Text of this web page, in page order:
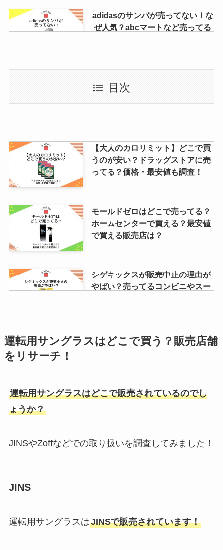
adidasのサンバが売ってない！な
ぜ人気？abcマートなど売ってる
やマツキヨの売り場は？4mmや
8mmって何が違うの？
オーグメンチンは販売中止の理由
は？出荷調整してるの？市販薬は
どこで買える？
リアップx5プラスは販売中止？理
由は？楽天・アマゾンでも買えな
い？どこで買えるか徹底調査！
ハラダラスクの店舗一覧！群馬・
伊勢丹・百貨店・アウトレットに
ある？安く買う方法も調査！
切れ？なぜ！値段や最新情報を徹
スーツ持ち運びカバーは100均で
目次
【大人のカロリミット】どこで買
うのが安い？ドラッグストアに売
ってる？価格・最安値も調査！
モールドゼロはどこで売ってる？
ホームセンターで買える？最安値
で買える販売店は？
シゲキックスが販売中止の理由が
やばい？売ってるコンビニやスー
キシリッシュが販売中止の理由
は？ボトルタイプは売ってない？
運転用サングラスはどこで買う？販売店舗
をリサーチ！
運転用サングラスはどこで販売されているのでし
ょうか？
JINSやZoffなどでの取り扱いを調査してみました！
JINS
運転用サングラスはJINSで販売されています！